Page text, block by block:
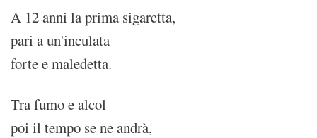
A 12 anni la prima sigaretta,
pari a un'inculata
forte e maledetta.
Tra fumo e alcol
poi il tempo se ne andrà,